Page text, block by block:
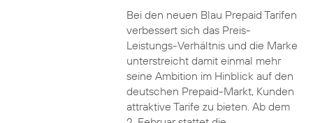
Bei den neuen Blau Prepaid Tarifen
verbessert sich das Preis-
Leistungs-Verhältnis und die Marke
unterstreicht damit einmal mehr
seine Ambition im Hinblick auf den
deutschen Prepaid-Markt, Kunden
attraktive Tarife zu bieten. Ab dem